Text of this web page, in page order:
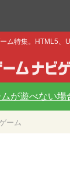
ム特集。HTML5、
ムが遊べない場
ーム